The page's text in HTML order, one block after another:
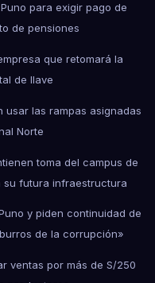
para exigir pago de
de pensiones
que retomará la
de Ilave
usar las rampas asignadas
Norte
toma del campus de
su futura infraestructura
y piden continuidad de
de la corrupción»
ventas por más de S/250